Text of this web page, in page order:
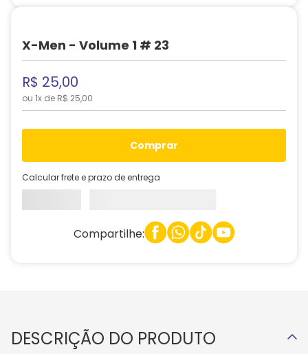
X-Men - Volume 1 # 23
R$ 25,00
ou 1x de R$ 25,00
comprar
Calcular frete e prazo de entrega
Compartilhe:
DESCRIÇÃO DO PRODUTO